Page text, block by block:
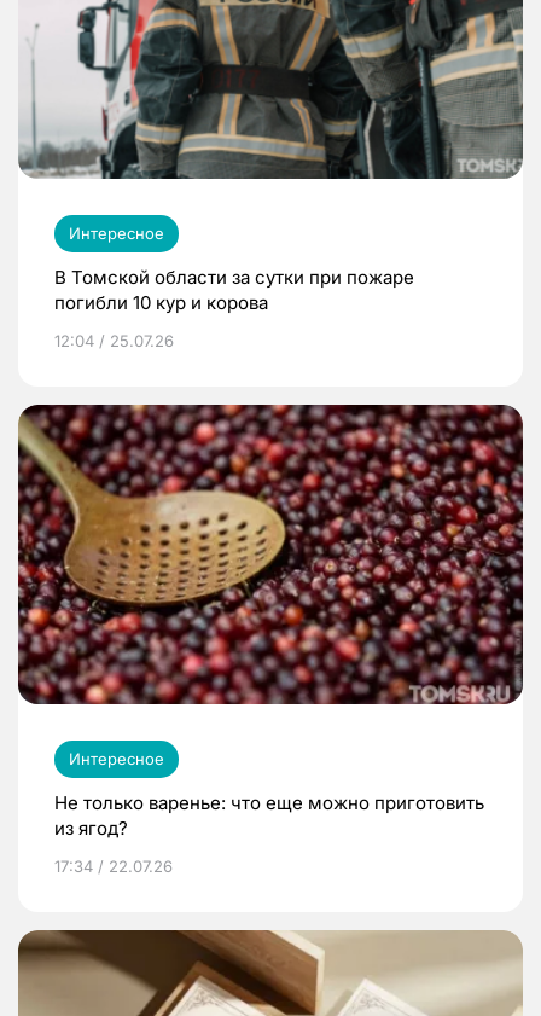
Интересное
В Томской области за сутки при пожаре
погибли 10 кур и корова
12:04 / 25.07.26
Интересное
Не только варенье: что еще можно приготовить
из ягод?
17:34 / 22.07.26